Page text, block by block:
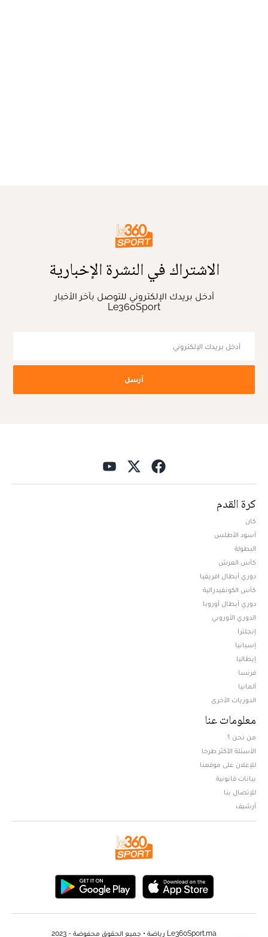
الاشتراك في النشرة الإخبارية
أدخل بريدك الإلكتروني للتوصل بآخر الأخبار
Le360Sport
أرسل
كرة القدم
كان
أسود الأطلس
البطولة
كأس العرش
دوري أبطال افريقيا
كأس الكونفيدرالية
دوري أبطال أوروبا
الدوري الأوروبي
إنجلترا
إسبانيا
إيطاليا
فرنسا
ألمانيا
الدوريات الأخرى
معلومات عنا
من نحن ؟
الأسئلة الأكثر طرحا
للإعلان على موقعنا
بيانات قانونية
للإتصال بنا
أرشيف
Le360Sport.ma رياضة • جميع الحقوق محفوضة - 2023